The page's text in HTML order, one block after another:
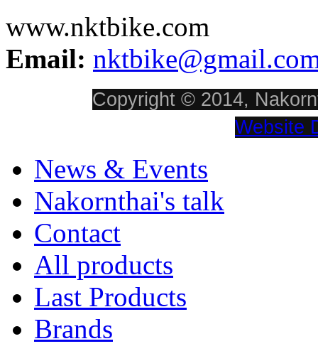
www.nktbike.com
Email:
Copyright © 2014,
Website
News & Events
Nakornthai's talk
Contact
All products
Last Products
Brands